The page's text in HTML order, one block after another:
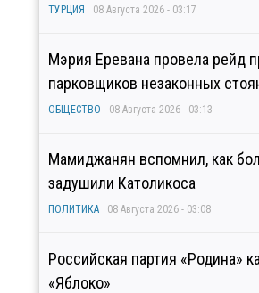
ТУРЦИЯ 08 Августа 2026 - 03:17
Мэрия Еревана провела рейд
парковщиков незаконных
ОБЩЕСТВО 08 Августа 2026 - 03:13
Мамиджанян вспомнил, как
задушили Католикоса
ПОЛИТИКА 08 Августа 2026 - 03:08
Российская партия «Родина»
«Яблоко»